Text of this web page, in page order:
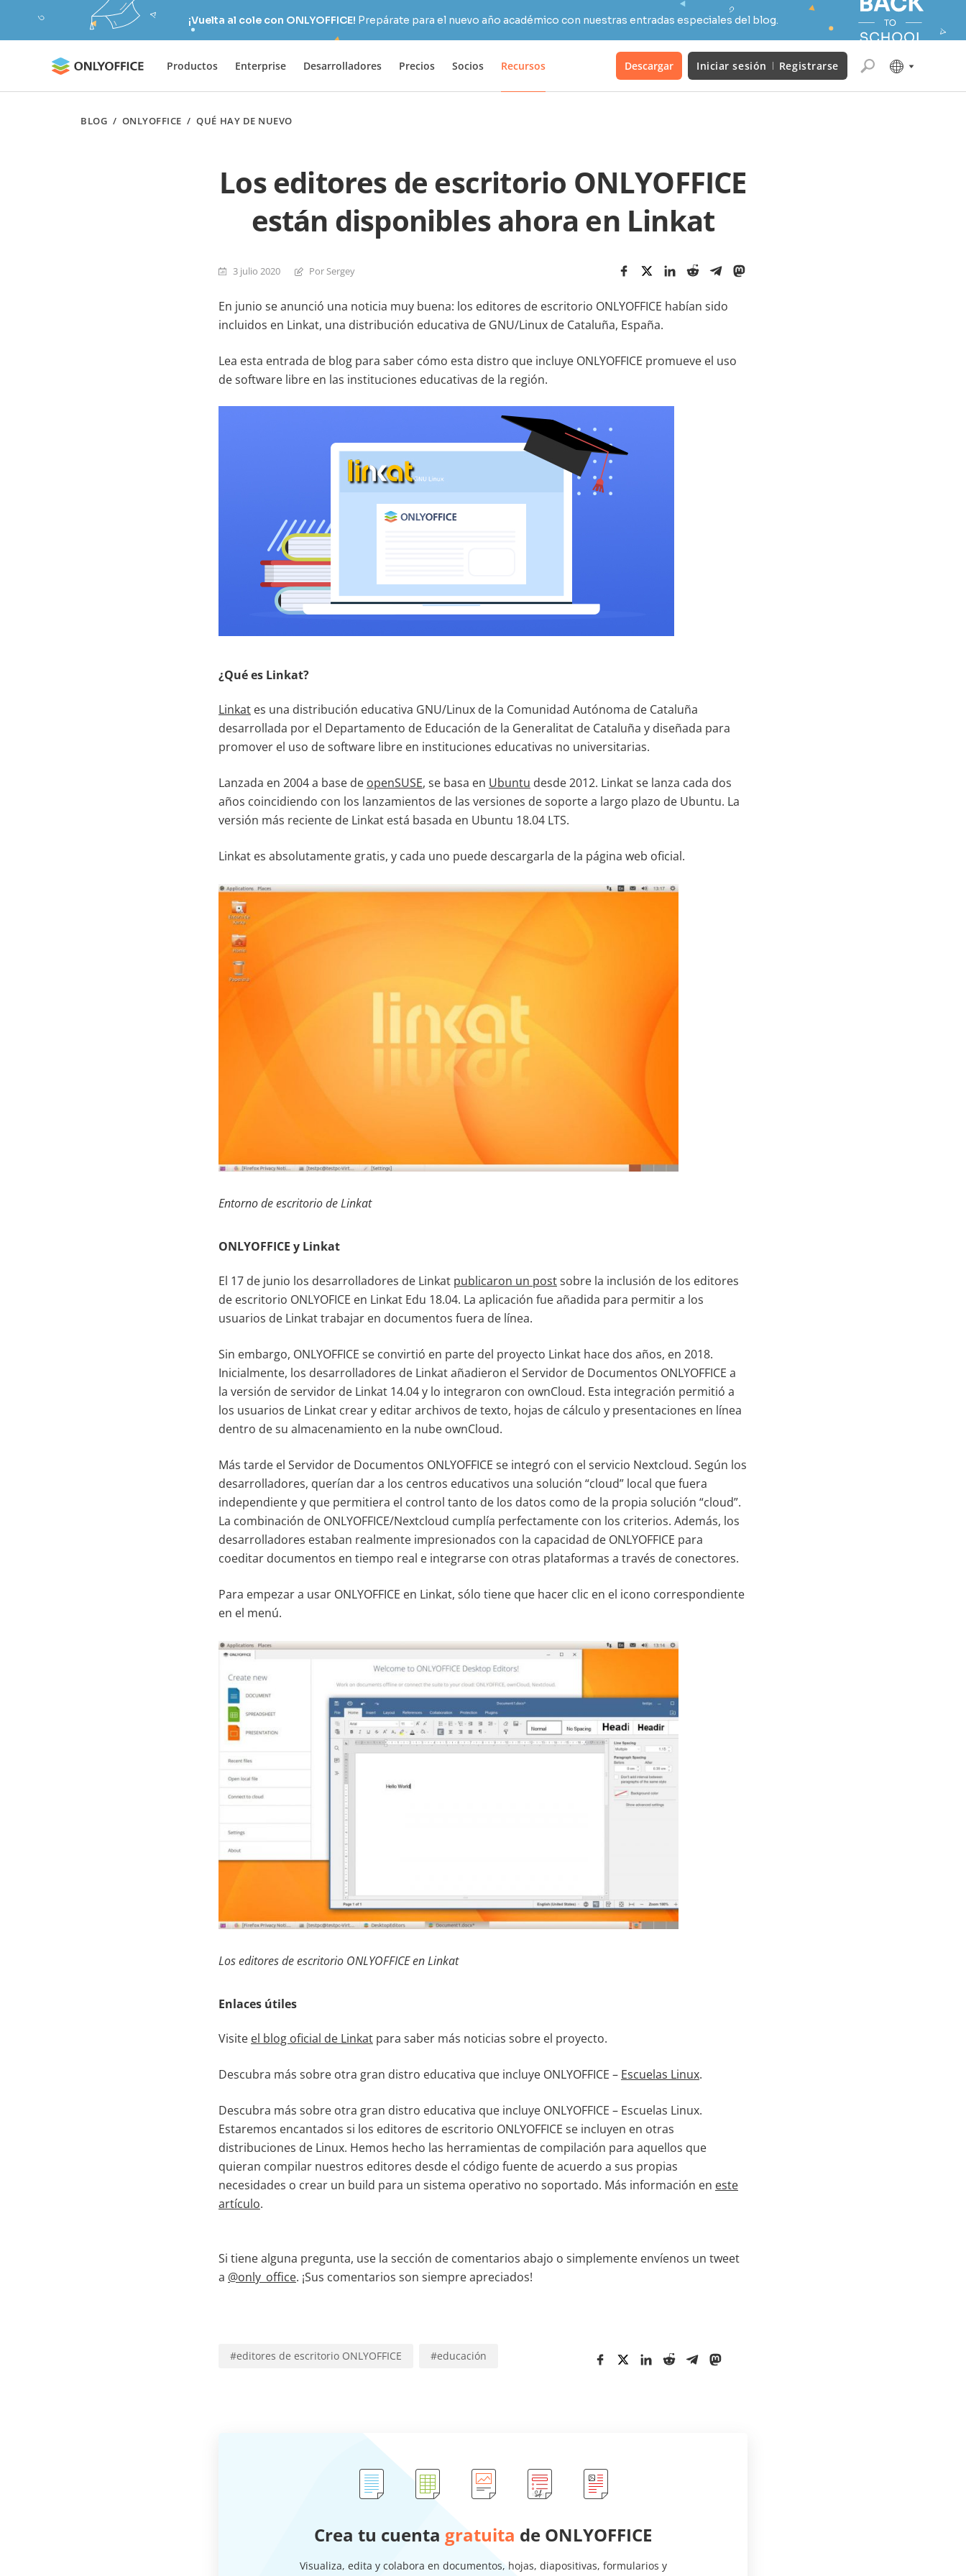
¡Vuelta al cole con ONLYOFFICE! Prepárate para el nuevo año académico con nuestras entradas especiales del blog.
Productos Enterprise Desarrolladores Precios Socios Recursos Descargar Iniciar sesión Registrarse
BLOG / ONLYOFFICE /QUÉ HAY DE NUEVO
Los editores de escritorio ONLYOFFICE
están disponibles ahora en Linkat
3 julio 2020 Por Sergey
En junio se anunció una noticia muy buena: los editores de escritorio ONLYOFFICE habían sido
incluidos en Linkat, una distribución educativa de GNU/Linux de Cataluña, España.
Lea esta entrada de blog para saber cómo esta distro que incluye ONLYOFFICE promueve el uso
de software libre en las instituciones educativas de la región.
¿Qué es Linkat?
Linkat es una distribución educativa GNU/Linux de la Comunidad Autónoma de Cataluña
desarrollada por el Departamento de Educación de la Generalitat de Cataluña y diseñada para
promover el uso de software libre en instituciones educativas no universitarias.
Lanzada en 2004 a base de openSUSE, se basa en Ubuntu desde 2012. Linkat se lanza cada dos
años coincidiendo con los lanzamientos de las versiones de soporte a largo plazo de Ubuntu. La
versión más reciente de Linkat está basada en Ubuntu 18.04 LTS.
Linkat es absolutamente gratis, y cada uno puede descargarla de la página web oficial.
Entorno de escritorio de Linkat
ONLYOFFICE y Linkat
El 17 de junio los desarrolladores de Linkat publicaron un postsobre la inclusión de los editores
de escritorio ONLYOFICE en Linkat Edu 18.04. La aplicación fue añadida para permitir a los
usuarios de Linkat trabajar en documentos fuera de línea.
Sin embargo, ONLYOFFICE se convirtió en parte del proyecto Linkat hace dos años, en 2018.
Inicialmente, los desarrolladores de Linkat añadieron el Servidor de Documentos ONLYOFFICE a
la versión de servidor de Linkat 14.04 y lo integraron con ownCloud. Esta integración permitió a
los usuarios de Linkat crear y editar archivos de texto, hojas de cálculo y presentaciones en línea
dentro de su almacenamiento en la nube ownCloud.
Más tarde el Servidor de Documentos ONLYOFFICE se integró con el servicio Nextcloud. Según los
desarrolladores, querían dar a los centros educativos una solución “cloud” local que fuera
independiente y que permitiera el control tanto de los datos como de la propia solución “cloud”.
La combinación de ONLYOFFICE/Nextcloud cumplía perfectamente con los criterios. Además, los
desarrolladores estaban realmente impresionados con la capacidad de ONLYOFFICE para
coeditar documentos en tiempo real e integrarse con otras plataformas a través de conectores.
Para empezar a usar ONLYOFFICE en Linkat, sólo tiene que hacer clic en el icono correspondiente
en el menú.
Los editores de escritorio ONLYOFFICE en Linkat
Enlaces útiles
Visite el blog oficial de Linkat para saber más noticias sobre el proyecto.
Descubra más sobre otra gran distro educativa que incluye ONLYOFFICE – Escuelas Linux.
Descubra más sobre otra gran distro educativa que incluye ONLYOFFICE – Escuelas Linux.
Estaremos encantados si los editores de escritorio ONLYOFFICE se incluyen en otras
distribuciones de Linux. Hemos hecho las herramientas de compilación para aquellos que
quieran compilar nuestros editores desde el código fuente de acuerdo a sus propias
necesidades o crear un build para un sistema operativo no soportado. Más información en este
artículo.
Si tiene alguna pregunta, use la sección de comentarios abajo o simplemente envíenos un tweet
a @only_office. ¡Sus comentarios son siempre apreciados!
#editores de escritorio ONLYOFFICE #educación
Crea tu cuenta gratuita de ONLYOFFICE
Visualiza, edita y colabora en documentos, hojas, diapositivas, formularios y